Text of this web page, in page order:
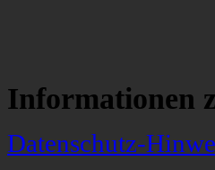
Informationen
Datenschutz-